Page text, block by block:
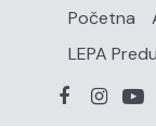
Početna
LEPA